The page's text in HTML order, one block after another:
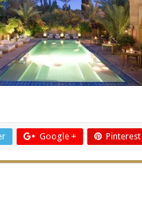
Google + Pinterest